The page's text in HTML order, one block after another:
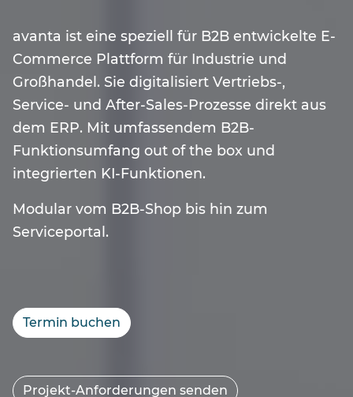
avanta ist eine speziell für B2B entwickelte E-
Commerce Plattform für Industrie und
Großhandel. Sie digitalisiert Vertriebs-,
Service- und After-Sales-Prozesse direkt aus
dem ERP. Mit umfassendem B2B-
Funktionsumfang out of the box und
integrierten KI-Funktionen.
Modular vom B2B-Shop bis hin zum
Serviceportal.
Termin buchen
Projekt-Anforderungen senden